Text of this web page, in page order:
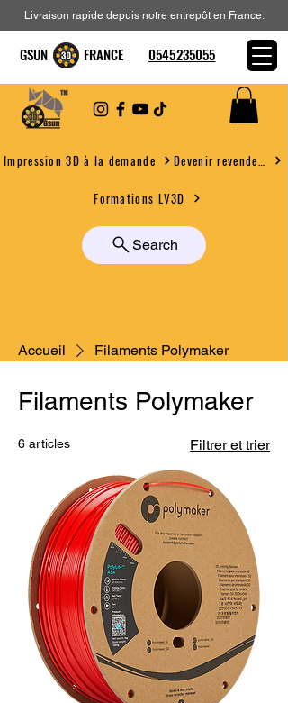
Impression 3D à la demande
Formations LV3D
Search
Livraison rapide depuis notre entrepôt en France.
GSUN FRANCE 0545235055
Accueil Filaments Polymaker
Filaments Polymaker
6 articles Filtrer et trier